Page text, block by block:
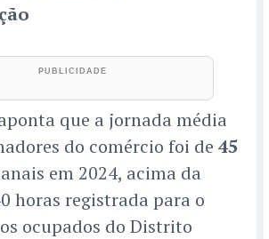
que a jornada média
do comércio foi de 45
em 2024, acima da
horas registrada para o
ocupados do Distrito